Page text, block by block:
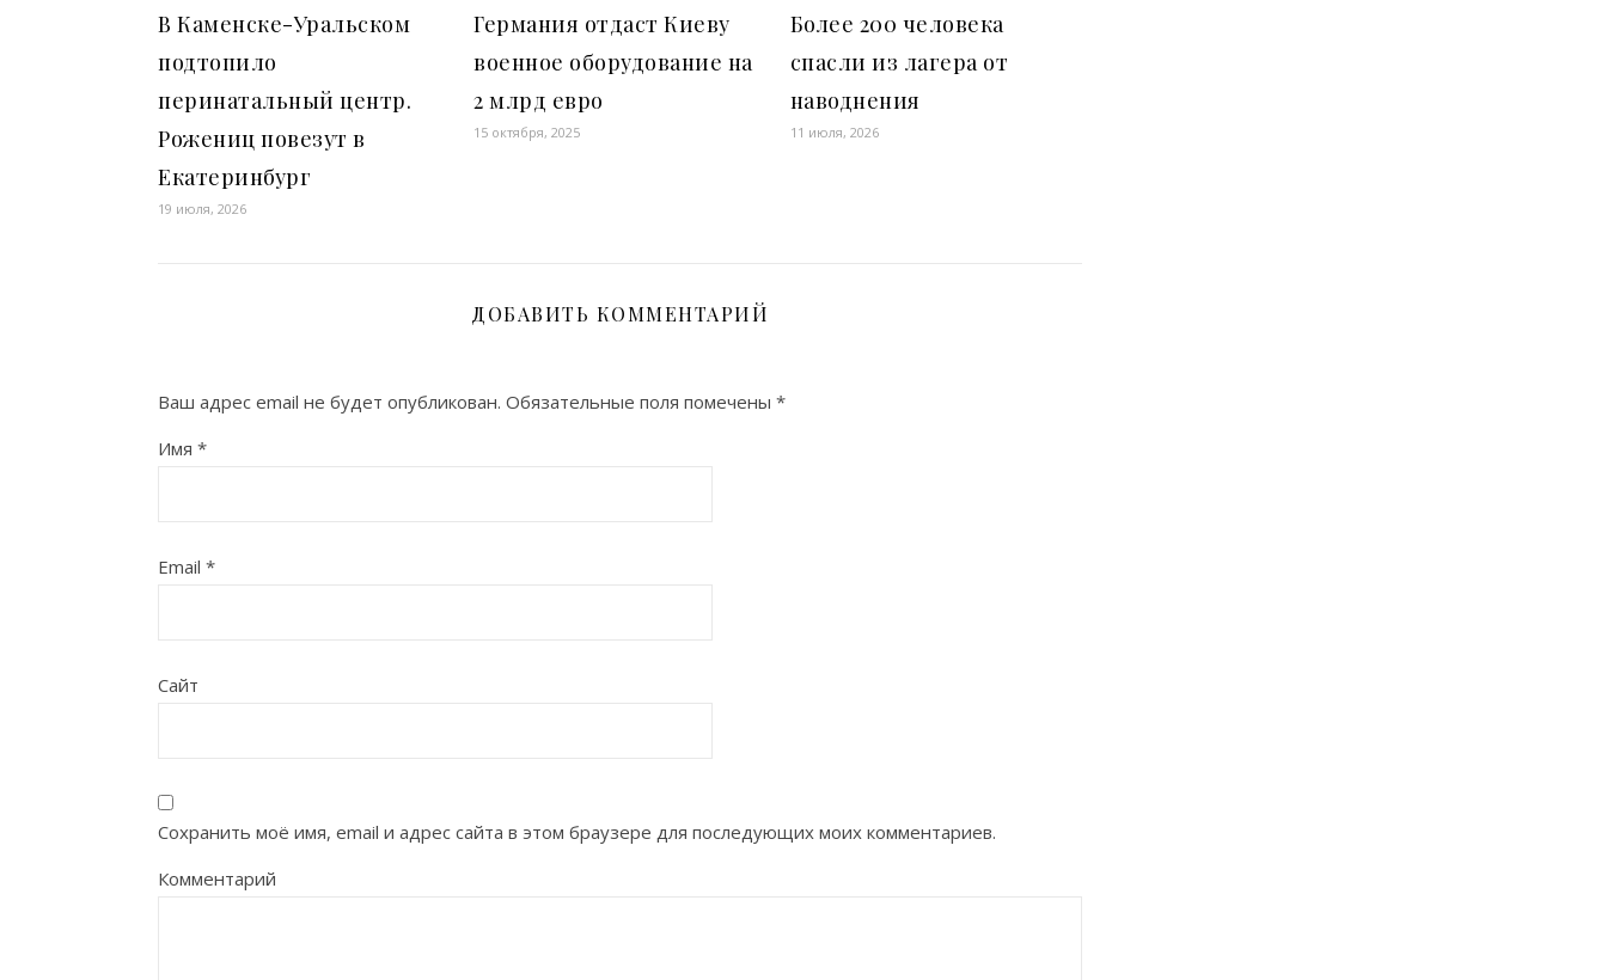
В Каменске-Уральском
подтопило
перинатальный центр.
Рожениц повезут в
Екатеринбург
19 июля, 2026
Германия отдаст Киеву
военное оборудование на
2 млрд евро
15 октября, 2025
Более 200 человека
спасли из лагера от
наводнения
11 июля, 2026
ДОБАВИТЬ КОММЕНТАРИЙ
Ваш адрес email не будет опубликован. Обязательные поля помечены *
Имя *
Email *
Сайт
Сохранить моё имя, email и адрес сайта в этом браузере для последующих моих комментариев.
Комментарий